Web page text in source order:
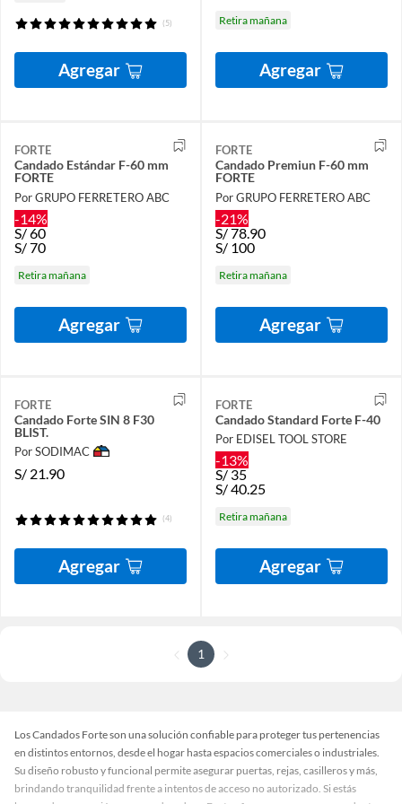
(5)
Agregar
Retira mañana
Agregar
FORTE
Candado Estándar F-60 mm
FORTE
Por GRUPO FERRETERO ABC
-14%
S/60
S/70
Retira mañana
Agregar
FORTE
Candado Premiun F-60 mm
FORTE
Por GRUPO FERRETERO ABC
-21%
S/78.90
S/ 100
Retira mañana
Agregar
FORTE
Candado Forte SIN 8 F30
BLIST.
Por SODIMAC
S/ 21.90
(4)
Agregar
FORTE
Candado Standard Forte F-40
Por EDISEL TOOL STORE
-13%
S/35
S/40.25
Retira mañana
Agregar
1
Los Candados Forte son una solución confiable para proteger tus pertenencias
en distintos entornos, desde el hogar hasta espacios comerciales o industriales.
Su diseño robusto y funcional permite asegurar puertas, rejas, casilleros y más,
brindando tranquilidad frente a intentos de acceso no autorizado. Si estás